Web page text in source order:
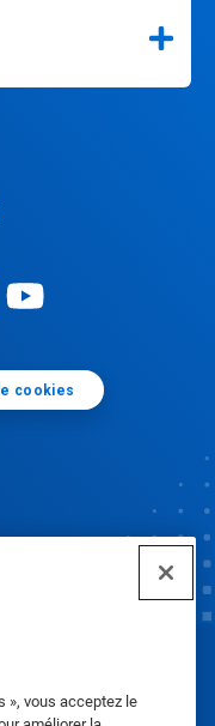
», vous acceptez le
cookies